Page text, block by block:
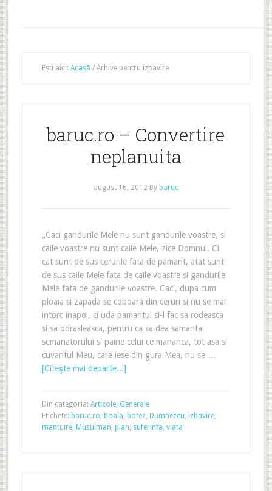
Ești aici: Acasă /Arhive pentru izbavire
baruc.ro – Convertire
neplanuita
august 16, 2012 By baruc
„Caci gandurile Mele nu sunt gandurile voastre, si
caile voastre nu sunt caile Mele, zice Domnul. Ci
cat sunt de sus cerurile fata de pamant, atat sunt
de sus caile Mele fata de caile voastre si gandurile
Mele fata de gandurile voastre. Caci, dupa cum
ploaia si zapada se coboara din ceruri si nu se mai
intorc inapoi, ci uda pamantul si-l fac sa rodeasca
si sa odrasleasca, pentru ca sa dea samanta
semanatorului si paine celui ce mananca, tot asa si
cuvantul Meu, care iese din gura Mea, nu se …
[Citeşte mai departe...]
Din categoria: Articole, Generale
Etichete: baruc.ro, boala, botez, Dumnezeu, izbavire,
mantuire, Musulman, plan, suferinta, viata